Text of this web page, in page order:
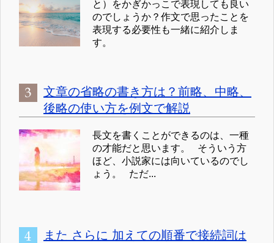
と）をかぎかっこで表現しても良い
のでしょうか？作文で思ったことを
表現する必要性も一緒に紹介しま
す。
文章の省略の書き方は？前略、中略、
後略の使い方を例文で解説
長文を書くことができるのは、一種
の才能だと思います。 そういう方
ほど、小説家には向いているのでし
ょう。 ただ...
また さらに 加えての順番で接続詞は